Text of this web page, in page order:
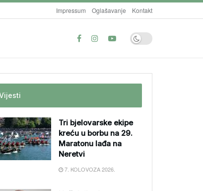
Impressum Oglašavanje Kontakt
Tri bjelovarske ekipe
kreću u borbu na 29.
Maratonu lađa na
Neretvi
7. KOLOVOZA 2026.